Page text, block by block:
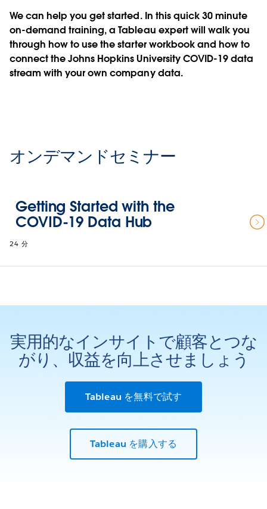
We can help you get started. In this quick 30 minute
on-demand training, a Tableau expert will walk you
through how to use the starter workbook and how to
connect the Johns Hopkins University COVID-19 data
stream with your own company data.
オンデマンドセミナー
Getting Started with the
COVID-19 Data Hub
24 分
実用的なインサイトで顧客とつな
がり、収益を向上させましょう
Tableau を無料で試す
Tableau を購入する